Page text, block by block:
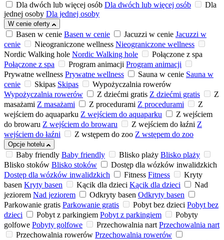
Dla dwóch lub więcej osób Dla dwóch lub więcej osób
Dla
jednej osoby Dla jednej osoby
W cenie oferty
Basen w cenie Basen w cenie Jacuzzi w cenie Jacuzzi w
cenie
Nieograniczone wellness Nieograniczone wellness
Nordic Walking hole Nordic Walking hole
Połączone z spa
Połączone z spa
Program animacji Program animacji
Prywatne wellness Prywatne wellness Sauna w cenie Sauna w
cenie
Skipas Skipas
Wypożyczalnia rowerów
Wypożyczalnia rowerów
Z dziećmi gratis Z dziećmi gratis
Z
masażami Z masażami Z procedurami Z procedurami
Z
wejściem do aquaparku Z wejściem do aquaparku
Z wejściem
do browaru Z wejściem do browaru Z wejściem do łaźni Z
wejściem do łaźni
Z wstępem do zoo Z wstępem do zoo
Opcje hotelu
Baby friendly Baby friendly Blisko plaży Blisko plaży
Blisko stoków Blisko stoków
Dostęp dla wózków inwalidzkich
Dostęp dla wózków inwalidzkich
Fitness Fitness
Kryty
basen Kryty basen Kącik dla dzieci Kącik dla dzieci
Nad
jeziorem Nad jeziorem Odkryty basen Odkryty basen
Parkowanie gratis Parkowanie gratis Pobyt bez dzieci Pobyt bez
dzieci
Pobyt z parkingiem Pobyt z parkingiem
Pobyty
golfowe Pobyty golfowe Przechowalnia nart Przechowalnia nart
Przechowalnia rowerów Przechowalnia rowerów